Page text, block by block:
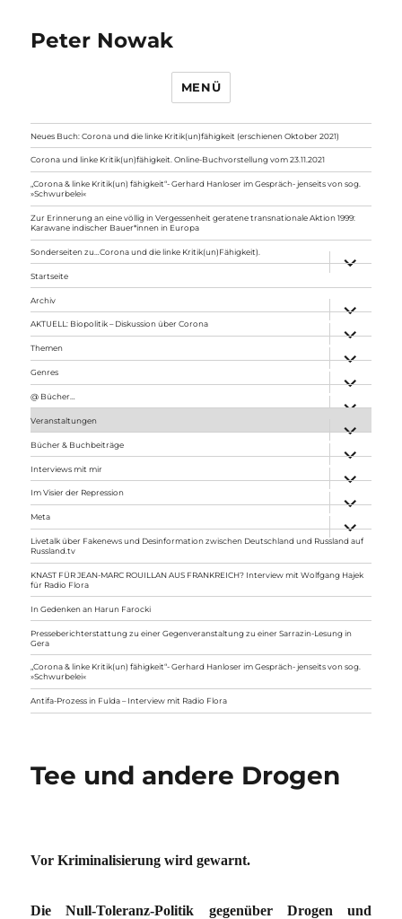
Peter Nowak
MENÜ
Neues Buch: Corona und die linke Kritik(un)fähigkeit (erschienen Oktober 2021)
Corona und linke Kritik(un)fähigkeit. Online-Buchvorstellung vom 23.11.2021
„Corona & linke Kritik(un) fähigkeit“- Gerhard Hanloser im Gespräch- jenseits von sog.
»Schwurbelei«
Zur Erinnerung an eine völlig in Vergessenheit geratene transnationale Aktion 1999:
Karawane indischer Bauer*innen in Europa
Sonderseiten zu…Corona und die linke Kritik(un)Fähigkeit).
anzeigen
Startseite
Archiv
anzeigen
AKTUELL: Biopolitik – Diskussion über Corona
anzeigen
Themen
anzeigen
Genres
anzeigen
@ Bücher…
Veranstaltungen
anzeigen
Bücher & Buchbeiträge
anzeigen
Interviews mit mir
anzeigen
Im Visier der Repression
anzeigen
Meta
anzeigen
Livetalk über Fakenews und Desinformation zwischen Deutschland und Russland auf
Russland.tv
KNAST FÜR JEAN-MARC ROUILLAN AUS FRANKREICH? Interview mit Wolfgang Hajek
für Radio Flora
In Gedenken an Harun Farocki
Presseberichterstattung zu einer Gegenveranstaltung zu einer Sarrazin-Lesung in
Gera
„Corona & linke Kritik(un) fähigkeit“- Gerhard Hanloser im Gespräch- jenseits von sog.
»Schwurbelei«
Antifa-Prozess in Fulda – Interview mit Radio Flora
Tee und andere Drogen
Vor Kriminalisierung wird gewarnt.
Die Null-Toleranz-Politik gegenüber Drogen und